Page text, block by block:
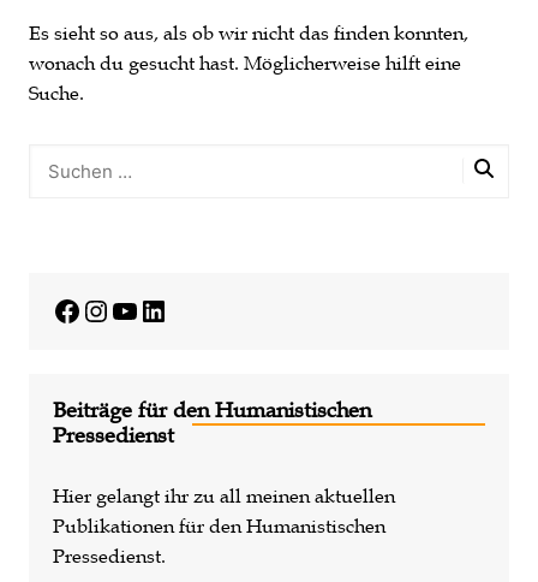
Es sieht so aus, als ob wir nicht das finden konnten,
wonach du gesucht hast. Möglicherweise hilft eine
Suche.
Facebook
Instagram
YouTube
LinkedIn
Beiträge für den Humanistischen
Pressedienst
Hier gelangt ihr zu all meinen aktuellen
Publikationen für den Humanistischen
Pressedienst.